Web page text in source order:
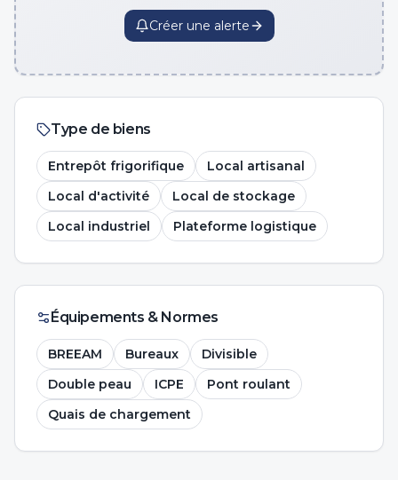
Créer une alerte
Type de biens
Entrepôt frigorifique
Local artisanal
Local d'activité
Local de stockage
Local industriel
Plateforme logistique
Équipements & Normes
BREEAM Bureaux
Divisible
Double peau
ICPE
Pont roulant
Quais de chargement